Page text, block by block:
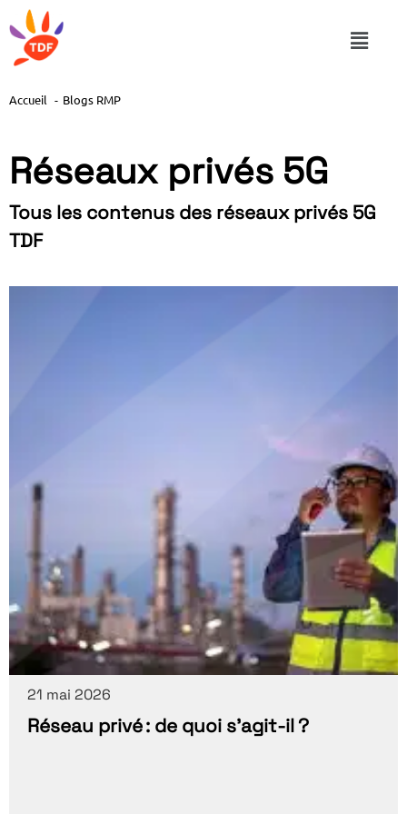
Accueil Blogs RMP
Réseaux privés 5G
Tous les contenus des réseaux privés 5G
TDF
21 mai 2026
Réseau privé : de quoi s’agit-il ?